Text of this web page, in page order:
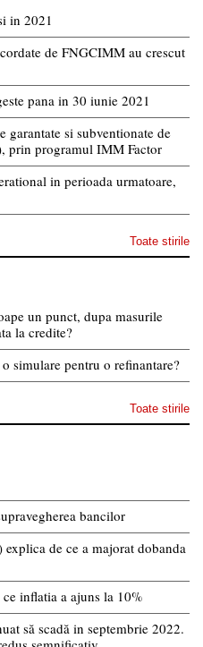
in 2021
de FNGCIMM au crescut
pana in 30 iunie 2021
garantate si subventionate de
prin programul IMM Factor
in perioada urmatoare,
Toate stirile
un punct, dupa masurile
la credite?
simulare pentru o refinantare?
Toate stirile
bancilor
de ce a majorat dobanda
inflatia a ajuns la 10%
să scadă in septembrie 2022.